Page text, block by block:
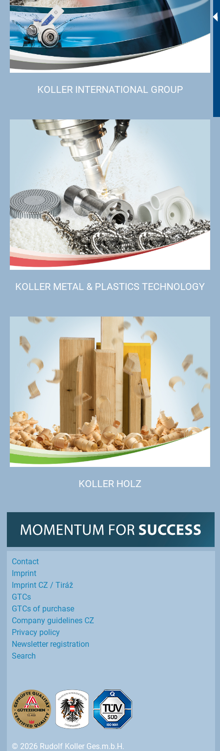
KOLLER INTERNATIONAL GROUP
KOLLER METAL & PLASTICS TECHNOLOGY
KOLLER HOLZ
Contact
Imprint
Imprint CZ / Tiráž
GTCs
GTCs of purchase
Company guidelines CZ
Privacy policy
Newsletter registration
Search
© 2026 Rudolf Koller Ges.m.b.H.